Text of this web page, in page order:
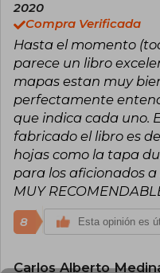
2020
Compra Verificada
Hasta el momento
parece un libro
mapas estan muy
perfectamente
que indica cada uno.
fabricado el libro es
hojas como la tapa
para los aficionados
MUY
8 Esta opinión es
Carlos Alberto